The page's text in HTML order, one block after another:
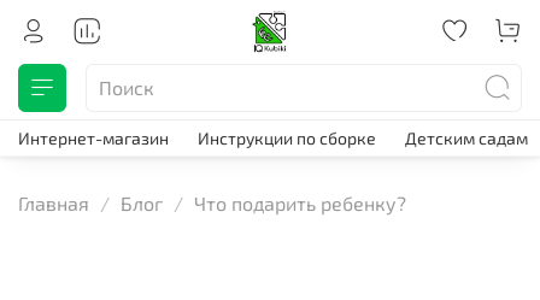
Интернет-магазин Инструкции по сборке Детским садам
Главная Блог Что подарить ребенку?